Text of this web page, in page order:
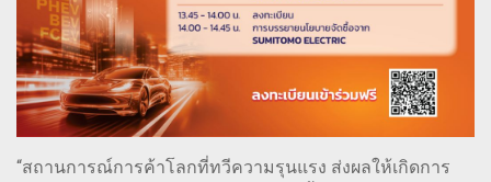
“สถานการณ์การค้าโลกที่ทวีความรุนแรง ส่งผลให้เกิดการ